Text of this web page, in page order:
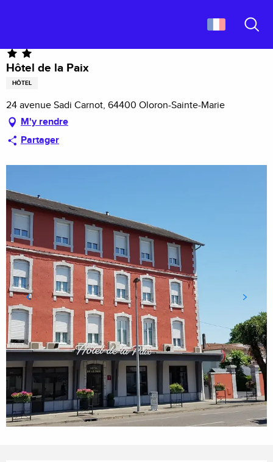
principal
Hôtel de la Paix
HÔTEL
24 avenue Sadi Carnot, 64400 Oloron-Sainte-Marie
M'y rendre
Partager